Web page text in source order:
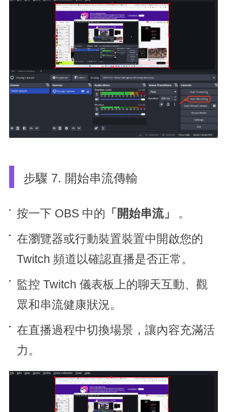
步驟 7. 開始串流傳輸
按一下 OBS 中的 「開始串流」
。
在瀏覽器或行動裝置裝置中開啟您的
Twitch 頻道以確認直播是否正常。
監控 Twitch 儀表板上的聊天互動、觀
眾和串流健康狀況。
在直播過程中切換場景，讓內容充滿活
力。